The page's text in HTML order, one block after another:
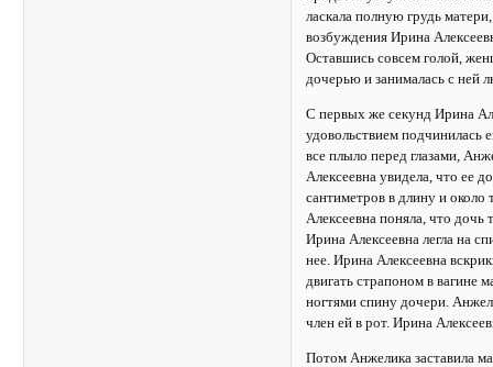
ласкала полную грудь
возбуждения Ирина
Оставшись совсем голой,
дочерью и занималась с ней
С первых же секунд Ирина
удовольствием подчинилась
все плыло перед глазами,
Алексеевна увидела, что ее
сантиметров в длину и
Алексеевна поняла, что дочь
Ирина Алексеевна легла на
нее. Ирина Алексеевна
двигать страпоном в вагине
ногтями спину дочери.
член ей в рот. Ирина
Потом Анжелика заставила